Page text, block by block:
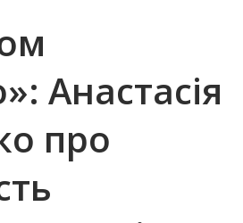
Анастасія
про